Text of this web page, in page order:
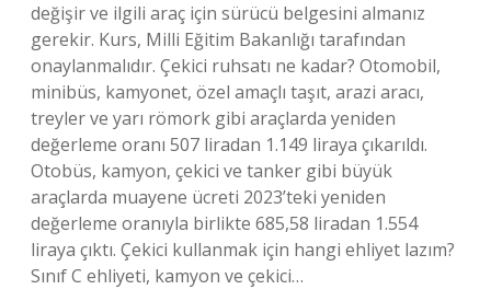
değişir ve ilgili araç için sürücü belgesini almanız
gerekir. Kurs, Milli Eğitim Bakanlığı tarafından
onaylanmalıdır. Çekici ruhsatı ne kadar? Otomobil,
minibüs, kamyonet, özel amaçlı taşıt, arazi aracı,
treyler ve yarı römork gibi araçlarda yeniden
değerleme oranı 507 liradan 1.149 liraya çıkarıldı.
Otobüs, kamyon, çekici ve tanker gibi büyük
araçlarda muayene ücreti 2023’teki yeniden
değerleme oranıyla birlikte 685,58 liradan 1.554
liraya çıktı. Çekici kullanmak için hangi ehliyet lazım?
Sınıf C ehliyeti, kamyon ve çekici…